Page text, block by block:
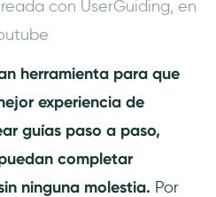
con UserGuiding, en
herramienta para que
experiencia de
guías paso a paso,
completar
ninguna molestia. Por